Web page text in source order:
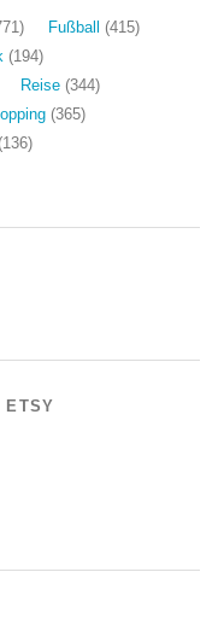
Fußball
(415)
(194)
Reise (344)
(365)
(136)
ETSY